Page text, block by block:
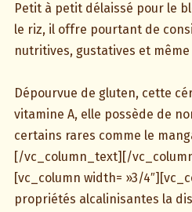
Petit à petit délaissé pour le
le riz, il offre pourtant de
nutritives, gustatives et même
Dépourvue de gluten, cette
vitamine A, elle possède de
certains rares comme le
[/vc_column_text][/
[vc_column width= »3/
propriétés alcalinisantes la